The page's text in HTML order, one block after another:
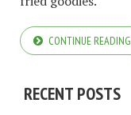
CONTINUE READING
RECENT POSTS